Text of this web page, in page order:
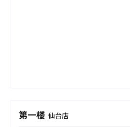
第一楼 仙台店